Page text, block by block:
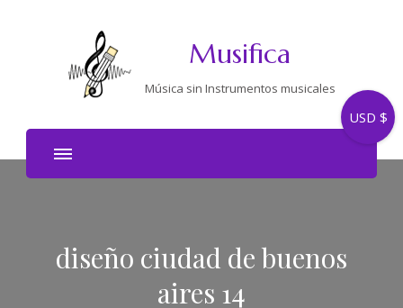
Musifica
Música sin Instrumentos musicales
diseño ciudad de buenos
aires 14
USD $